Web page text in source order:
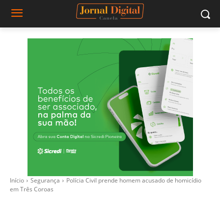
Início Segurança
Polícia Civil prende homem acusado de homicídio
em Três Coroas